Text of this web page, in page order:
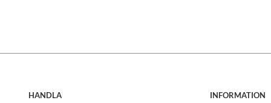
HANDLA INFORMATION